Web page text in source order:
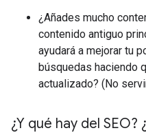
¿Añades mucho
contenido antiguo
ayudará a mejorar tu
búsquedas haciendo
actualizado? (No
¿Y qué hay del SEO?